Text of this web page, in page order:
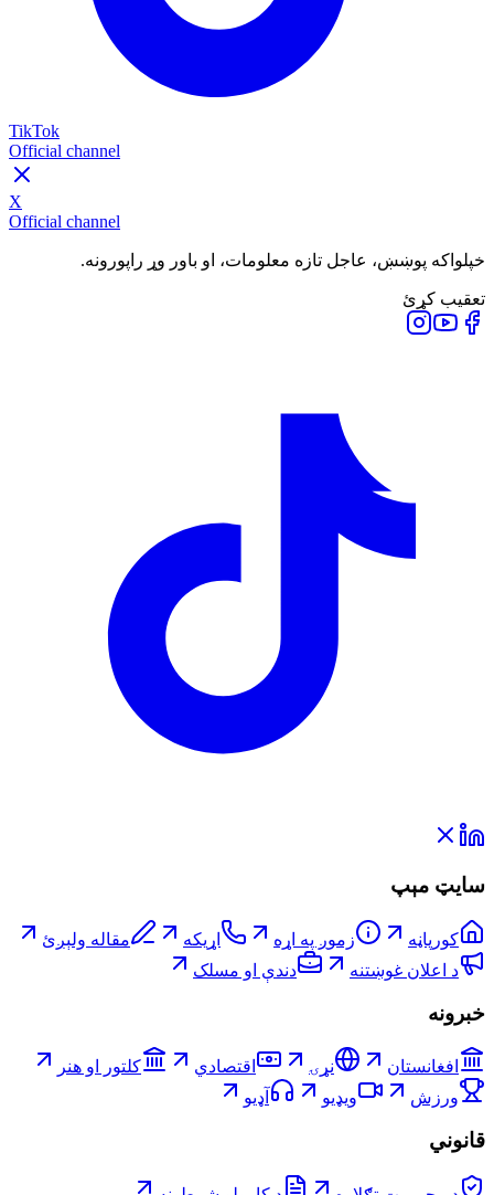
TikTok
Official channel
X
Official channel
خپلواکه پوښښ، عاجل تازه معلومات، او باور وړ راپورونه.
تعقیب کړئ
سایټ مېپ
کورپاڼه زموږ په اړه اړیکه
مقاله ولېږئ
د اعلان غوښتنه
دندې او مسلک
خبرونه
افغانستان نړۍ اقتصادي
کلتور او هنر
ورزش
ویډیو آډیو
قانوني